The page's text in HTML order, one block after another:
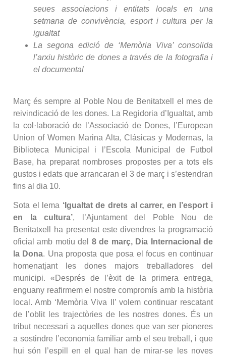
seues associacions i entitats locals en una
setmana de convivència, esport i cultura per la
igualtat
La segona edició de ‘Memòria Viva’ consolida
l’arxiu històric de dones a través de la fotografia i
el documental
Març és sempre al Poble Nou de Benitatxell el mes de
reivindicació de les dones. La Regidoria d’Igualtat, amb
la col·laboració de l’Associació de Dones, l’European
Union of Women Marina Alta, Clásicas y Modernas, la
Biblioteca Municipal i l’Escola Municipal de Futbol
Base, ha preparat nombroses propostes per a tots els
gustos i edats que arrancaran el 3 de març i s’estendran
fins al dia 10.
Sota el lema ‘Igualtat de drets al carrer, en l’esport i
en la cultura’, l’Ajuntament del Poble Nou de
Benitatxell ha presentat este divendres la programació
oficial amb motiu del 8 de març, Dia Internacional de
la Dona. Una proposta que posa el focus en continuar
homenatjant les dones majors treballadores del
municipi. «Després de l’èxit de la primera entrega,
enguany reafirmem el nostre compromís amb la història
local. Amb ‘Memòria Viva II’ volem continuar rescatant
de l’oblit les trajectòries de les nostres dones. És un
tribut necessari a aquelles dones que van ser pioneres
a sostindre l’economia familiar amb el seu treball, i que
hui són l’espill en el qual han de mirar-se les noves